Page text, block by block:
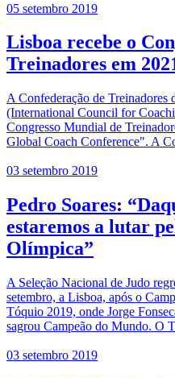
05 setembro 2019
Lisboa recebe o
Treinadores em
A Confederação de
(International Council for
Congresso Mundial de
Global Coach Conference". A
03 setembro 2019
Pedro Soares:
estaremos a lutar
Olímpica”
A Seleção Nacional de Judo
setembro, a Lisboa, após o
Tóquio 2019, onde Jorge
sagrou Campeão do Mundo. O
03 setembro 2019